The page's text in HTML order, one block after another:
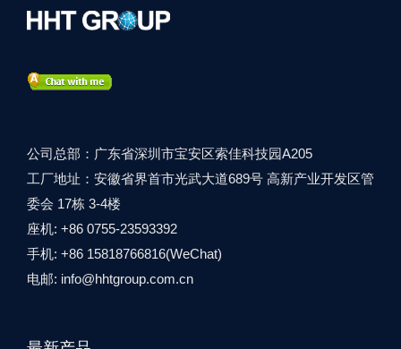
公司总部：广东省深圳市宝安区索佳科技园A205
工厂地址：安徽省界首市光武大道689号 高新产业开发区管
委会 17栋 3-4楼
座机: +86 0755-23593392
手机: +86 15818766816(WeChat)
电邮: info@hhtgroup.com.cn